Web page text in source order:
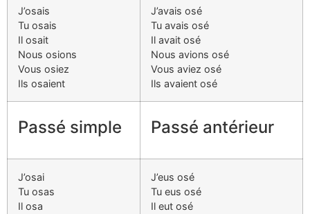
J’osais
Tu osais
Il osait
Nous osions
Vous osiez
Ils osaient
J’avais osé
Tu avais osé
Il avait osé
Nous avions osé
Vous aviez osé
Ils avaient osé
Passé simple Passé antérieur
J’osai
Tu osas
Il osa
J’eus osé
Tu eus osé
Il eut osé